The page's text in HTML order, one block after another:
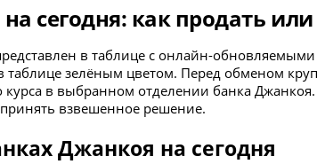
сегодня: как продать
в таблице с онлайн-
зелёным цветом. Перед обменом
в выбранном отделении банка
взвешенное решение.
Джанкоя на сегодня